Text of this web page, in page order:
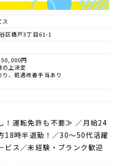
ス
区橋戸3丁目61-1
円
上決定
、処遇改善手当あり
！運転免許も不要≫ ／月給24
18時半退勤！／30〜50代活躍
ビス／未経験・ブランク歓迎